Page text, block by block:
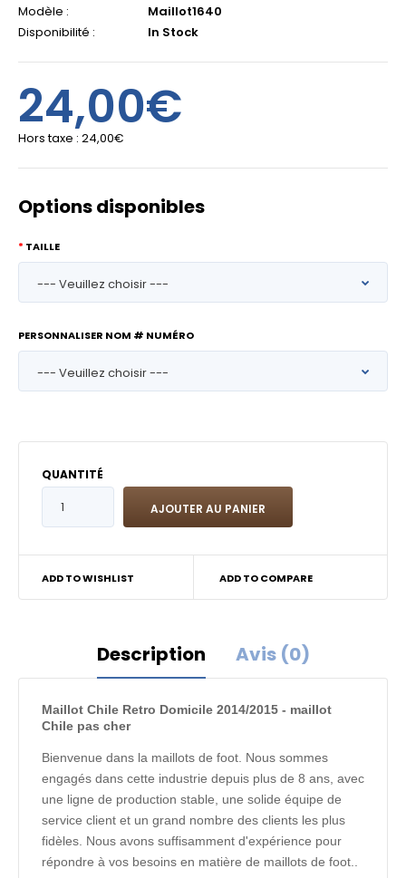
Modèle :
Maillot1640
Disponibilité :
In Stock
24,00€
Hors taxe : 24,00€
Options disponibles
TAILLE
PERSONNALISER NOM # NUMÉRO
QUANTITÉ
ADD TO WISHLIST ADD TO COMPARE
Description Avis (0)
Maillot Chile Retro Domicile 2014/2015 - maillot
Chile pas cher
Bienvenue dans la maillots de foot. Nous sommes
engagés dans cette industrie depuis plus de 8 ans, avec
une ligne de production stable, une solide équipe de
service client et un grand nombre des clients les plus
fidèles. Nous avons suffisamment d'expérience pour
répondre à vos besoins en matière de maillots de foot..